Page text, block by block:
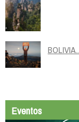
Eventos